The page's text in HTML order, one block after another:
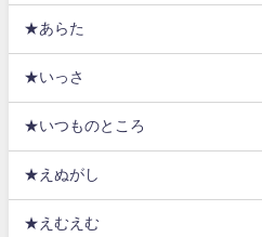
★あらた
★いっさ
★いつものところ
★えぬがし
★えむえむ